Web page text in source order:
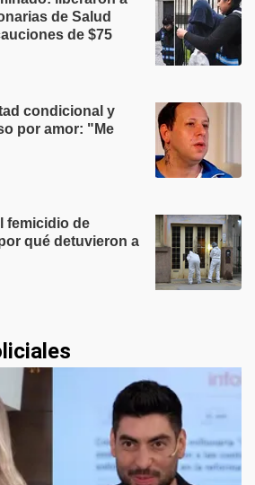
de Salud
de $75
condicional y
por amor: "Me
femicidio de
qué detuvieron a